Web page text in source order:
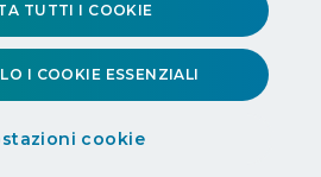
cookie
I COOKIE ESSENZIALI
TUTTI I COOKIE